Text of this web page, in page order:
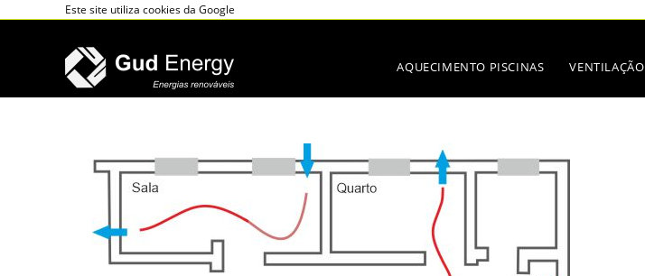
Este site utiliza cookies da Google
AQUECIMENTO PISCINAS VENTILAÇÃO